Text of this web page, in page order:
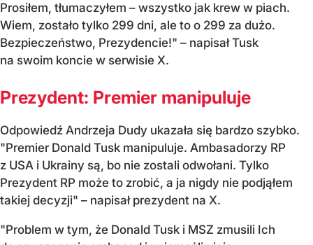
Prosiłem, tłumaczyłem – wszystko jak krew w piach.
Wiem, zostało tylko 299 dni, ale to o 299 za dużo.
Bezpieczeństwo, Prezydencie!" – napisał Tusk
na swoim koncie w serwisie X.
Prezydent: Premier manipuluje
Odpowiedź Andrzeja Dudy ukazała się bardzo szybko.
"Premier Donald Tusk manipuluje. Ambasadorzy RP
z USA i Ukrainy są, bo nie zostali odwołani. Tylko
Prezydent RP może to zrobić, a ja nigdy nie podjąłem
takiej decyzji" – napisał prezydent na X.
"Problem w tym, że Donald Tusk i MSZ zmusili Ich